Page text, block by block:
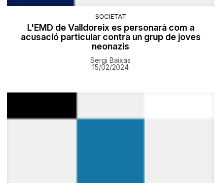
SOCIETAT
L'EMD de Valldoreix es personarà com a
acusació particular contra un grup de joves
neonazis
Sergi Baixas
15/02/2024